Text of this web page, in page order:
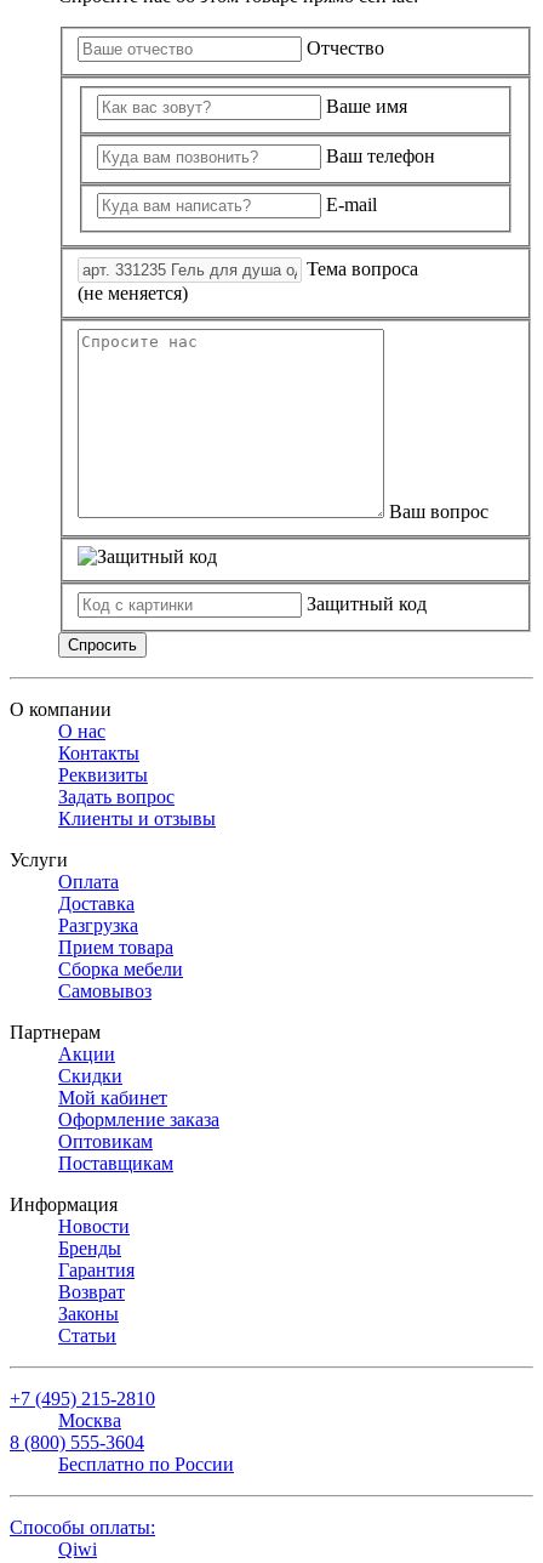
Отчество
Ваше имя
Ваш телефон
E-mail
Тема вопроса
(не меняется)
Ваш вопрос
Защитный код
Спросить
О компании
О нас
Контакты
Реквизиты
Задать вопрос
Клиенты и отзывы
Услуги
Оплата
Доставка
Разгрузка
Прием товара
Сборка мебели
Самовывоз
Партнерам
Акции
Скидки
Мой кабинет
Оформление заказа
Оптовикам
Поставщикам
Информация
Новости
Бренды
Гарантия
Возврат
Законы
Статьи
+7 (495) 215-2810
Москва
8 (800) 555-3604
Бесплатно по России
Способы оплаты:
Qiwi